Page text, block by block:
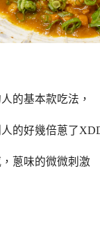
的基本款吃法，
的好幾倍蔥了
蔥味的微微刺激